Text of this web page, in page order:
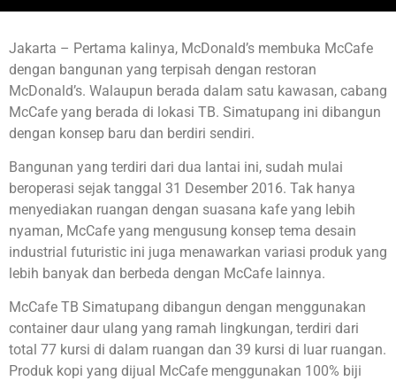
Jakarta – Pertama kalinya, McDonald’s membuka McCafe
dengan bangunan yang terpisah dengan restoran
McDonald’s. Walaupun berada dalam satu kawasan, cabang
McCafe yang berada di lokasi TB. Simatupang ini dibangun
dengan konsep baru dan berdiri sendiri.
Bangunan yang terdiri dari dua lantai ini, sudah mulai
beroperasi sejak tanggal 31 Desember 2016. Tak hanya
menyediakan ruangan dengan suasana kafe yang lebih
nyaman, McCafe yang mengusung konsep tema desain
industrial futuristic ini juga menawarkan variasi produk yang
lebih banyak dan berbeda dengan McCafe lainnya.
McCafe TB Simatupang dibangun dengan menggunakan
container daur ulang yang ramah lingkungan, terdiri dari
total 77 kursi di dalam ruangan dan 39 kursi di luar ruangan.
Produk kopi yang dijual McCafe menggunakan 100% biji